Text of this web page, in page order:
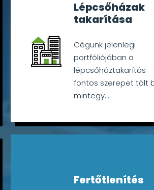
Lépcsőházak
takarítása
Cégunk jelenlegi
portfóliójában a
lépcsőháztakarítás
fontos szerepet tölt
mintegy...
Fertőtlenítés